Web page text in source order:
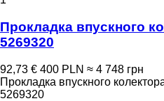
Прокладка впускного
5269320
92,73 € 400 PLN ≈ 4 748 грн
Прокладка впускного
5269320